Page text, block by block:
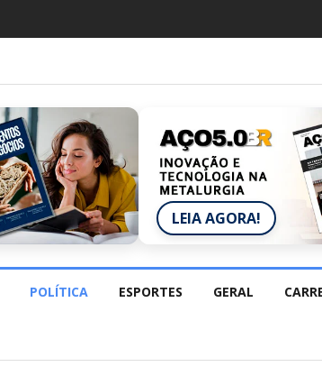
LEIA AGORA!
POLÍTICA ESPORTES GERAL